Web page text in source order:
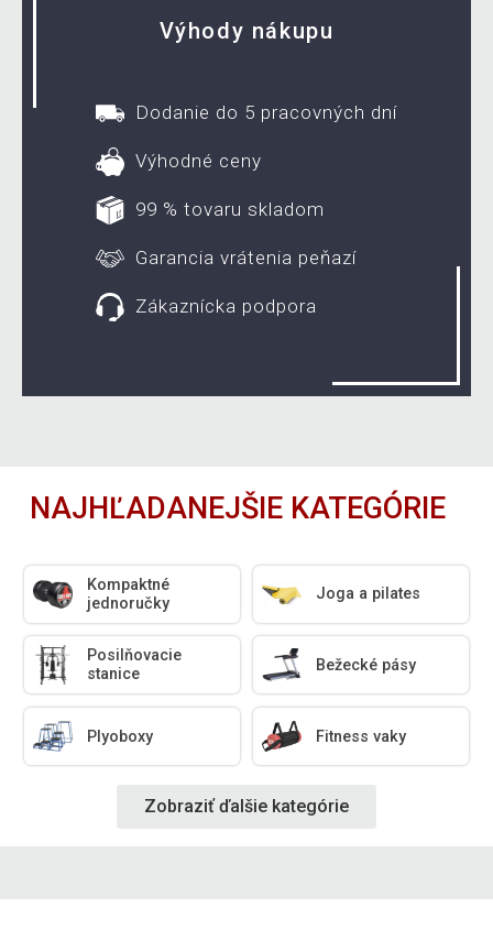
Výhody nákupu
Dodanie do 5 pracovných dní
Výhodné ceny
99 % tovaru skladom
Garancia vrátenia peňazí
Zákaznícka podpora
NAJHĽADANEJŠIE KATEGÓRIE
Kompaktné
jednoručky
Joga a pilates
Posilňovacie
stanice
Bežecké pásy
Plyoboxy Fitness vaky
Zobraziť ďalšie kategórie